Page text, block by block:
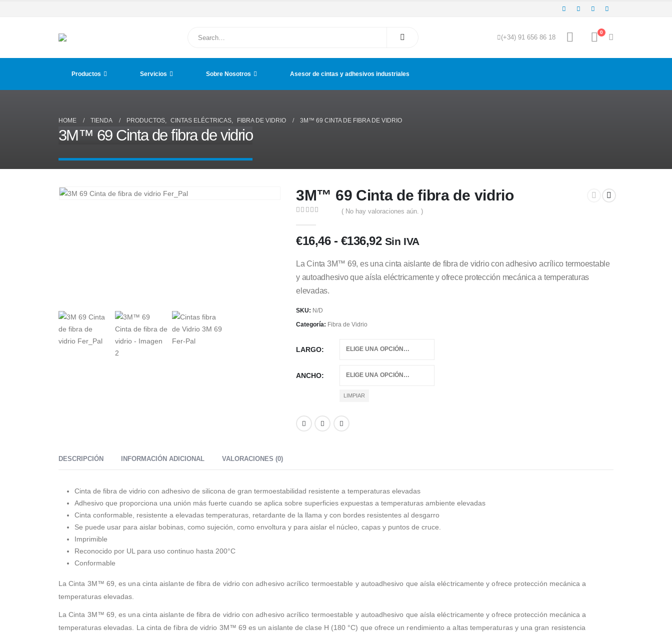
(+34) 91 656 86 18
0
Productos Servicios Sobre Nosotros Asesor de cintas y adhesivos industriales
HOME TIENDA PRODUCTOS, CINTAS ELÉCTRICAS, FIBRA DE VIDRIO 3M™ 69 CINTA DE FIBRA DE VIDRIO
3M™ 69 Cinta de fibra de vidrio
3M™ 69 Cinta de fibra de vidrio
( No hay valoraciones aún. )
€16,46 - €136,92Rango
precios:
desde
Sin IVA
La Cinta 3M™ 69, es una cinta aislante de fibra de vidrio con adhesivo acrílico termoestable
y autoadhesivo que aísla eléctricamente y ofrece protección mecánica a temperaturas
elevadas.
SKU: N/D
Categoría: Fibra de Vidrio
LARGO
ANCHO
LIMPIAR
DESCRIPCIÓN INFORMACIÓN ADICIONAL VALORACIONES (0)
Cinta de fibra de vidrio con adhesivo de silicona de gran termoestabilidad resistente a temperaturas elevadas
Adhesivo que proporciona una unión más fuerte cuando se aplica sobre superficies expuestas a temperaturas ambiente elevadas
Cinta conformable, resistente a elevadas temperaturas, retardante de la llama y con bordes resistentes al desgarro
Se puede usar para aislar bobinas, como sujeción, como envoltura y para aislar el núcleo, capas y puntos de cruce.
Imprimible
Reconocido por UL para uso continuo hasta 200°C
Conformable
La Cinta 3M™ 69, es una cinta aislante de fibra de vidrio con adhesivo acrílico termoestable y autoadhesivo que aísla eléctricamente y ofrece protección mecánica a
temperaturas elevadas.
La Cinta 3M™ 69, es una cinta aislante de fibra de vidrio con adhesivo acrílico termoestable y autoadhesivo que aísla eléctricamente y ofrece protección mecánica a
temperaturas elevadas. La cinta de fibra de vidrio 3M™ 69 es un aislante de clase H (180 °C) que ofrece un rendimiento a altas temperaturas y una gran resistencia